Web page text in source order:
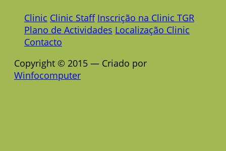
Clinic Clinic Staff Inscrição na Clinic TGR
Plano de Actividades Localização Clinic
Contacto
Copyright © 2015 — Criado por
Winfocomputer